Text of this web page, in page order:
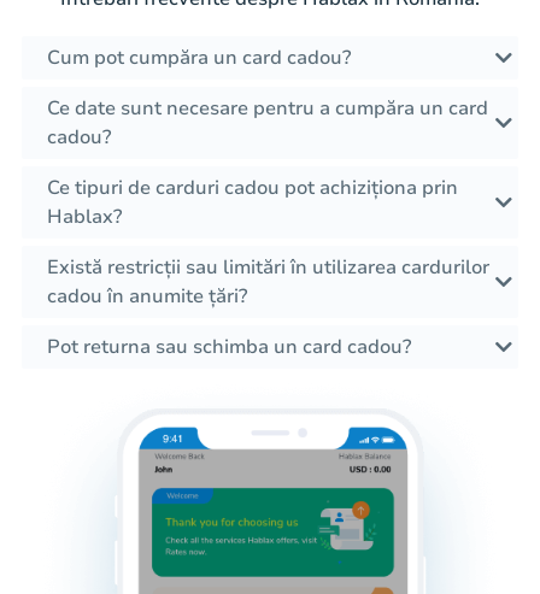
Cum pot cumpăra un card cadou?
Ce date sunt necesare pentru a cumpăra un card
cadou?
Ce tipuri de carduri cadou pot achiziționa prin
Hablax?
Există restricții sau limitări în utilizarea cardurilor
cadou în anumite țări?
Pot returna sau schimba un card cadou?